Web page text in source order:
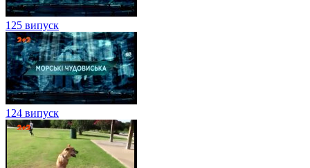
125 випуск
124 випуск